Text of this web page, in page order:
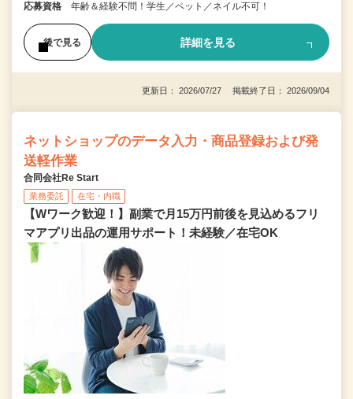
応募資格 年齢＆経験不問！学生／ペット／ネイル不可！
後で見る 詳細を見る
更新日： 2026/07/27 掲載終了日： 2026/09/04
ネットショップのデータ入力・商品登録および発
送軽作業
合同会社Re Start
業務委託 在宅・内職
【Wワーク歓迎！】副業で月15万円前後を見込めるフリ
マアプリ出品の運用サポート！未経験／在宅OK